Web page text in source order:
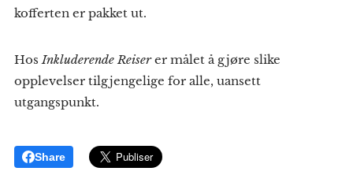
kofferten er pakket ut.
Hos Inkluderende Reiserer målet å gjøre slike
opplevelser tilgjengelige for alle, uansett
utgangspunkt.
Share